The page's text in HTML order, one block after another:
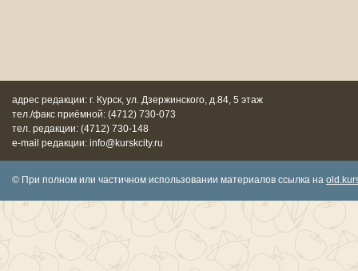
адрес редакции: г. Курск, ул. Дзержинского, д.84, 5 этаж
тел./факс приёмной: (4712) 730-073
тел. редакции: (4712) 730-148
e-mail редакции: info@kurskcity.ru
© При полном или частичном использовании материалов ссылка на